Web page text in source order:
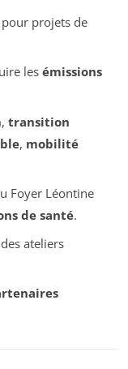
projets de
les émissions
, transition
, mobilité
Foyer Léontine
de santé.
ateliers